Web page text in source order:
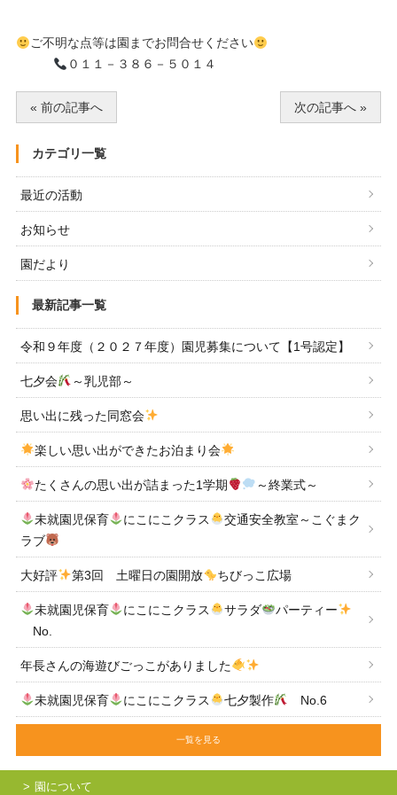
ご不明な点等は園までお問合せください
０１１－３８６－５０１４
« 前の記事へ 次の記事へ »
カテゴリ一覧
最近の活動
お知らせ
園だより
最新記事一覧
令和９年度（２０２７年度）園児募集について【1号認定】
七夕会 ～乳児部～
思い出に残った同窓会
楽しい思い出ができたお泊まり会
たくさんの思い出が詰まった1学期 ～終業式～
未就園児保育 にこにこクラス
交通安全教室～こぐまク
ラブ
大好評 第3回 土曜日の園開放 ちびっこ広場
未就園児保育 にこにこクラス サラダ
パーティー
No.
年長さんの海遊びごっこがありました
未就園児保育 にこにこクラス 七夕製作 No.6
一覧を見る
園について